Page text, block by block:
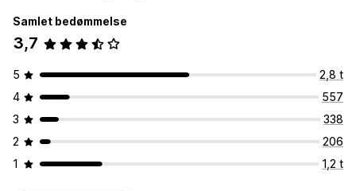
Samlet bedømmelse
3,7
5
2,8 t
4
557
3
338
2
206
1
1,2 t